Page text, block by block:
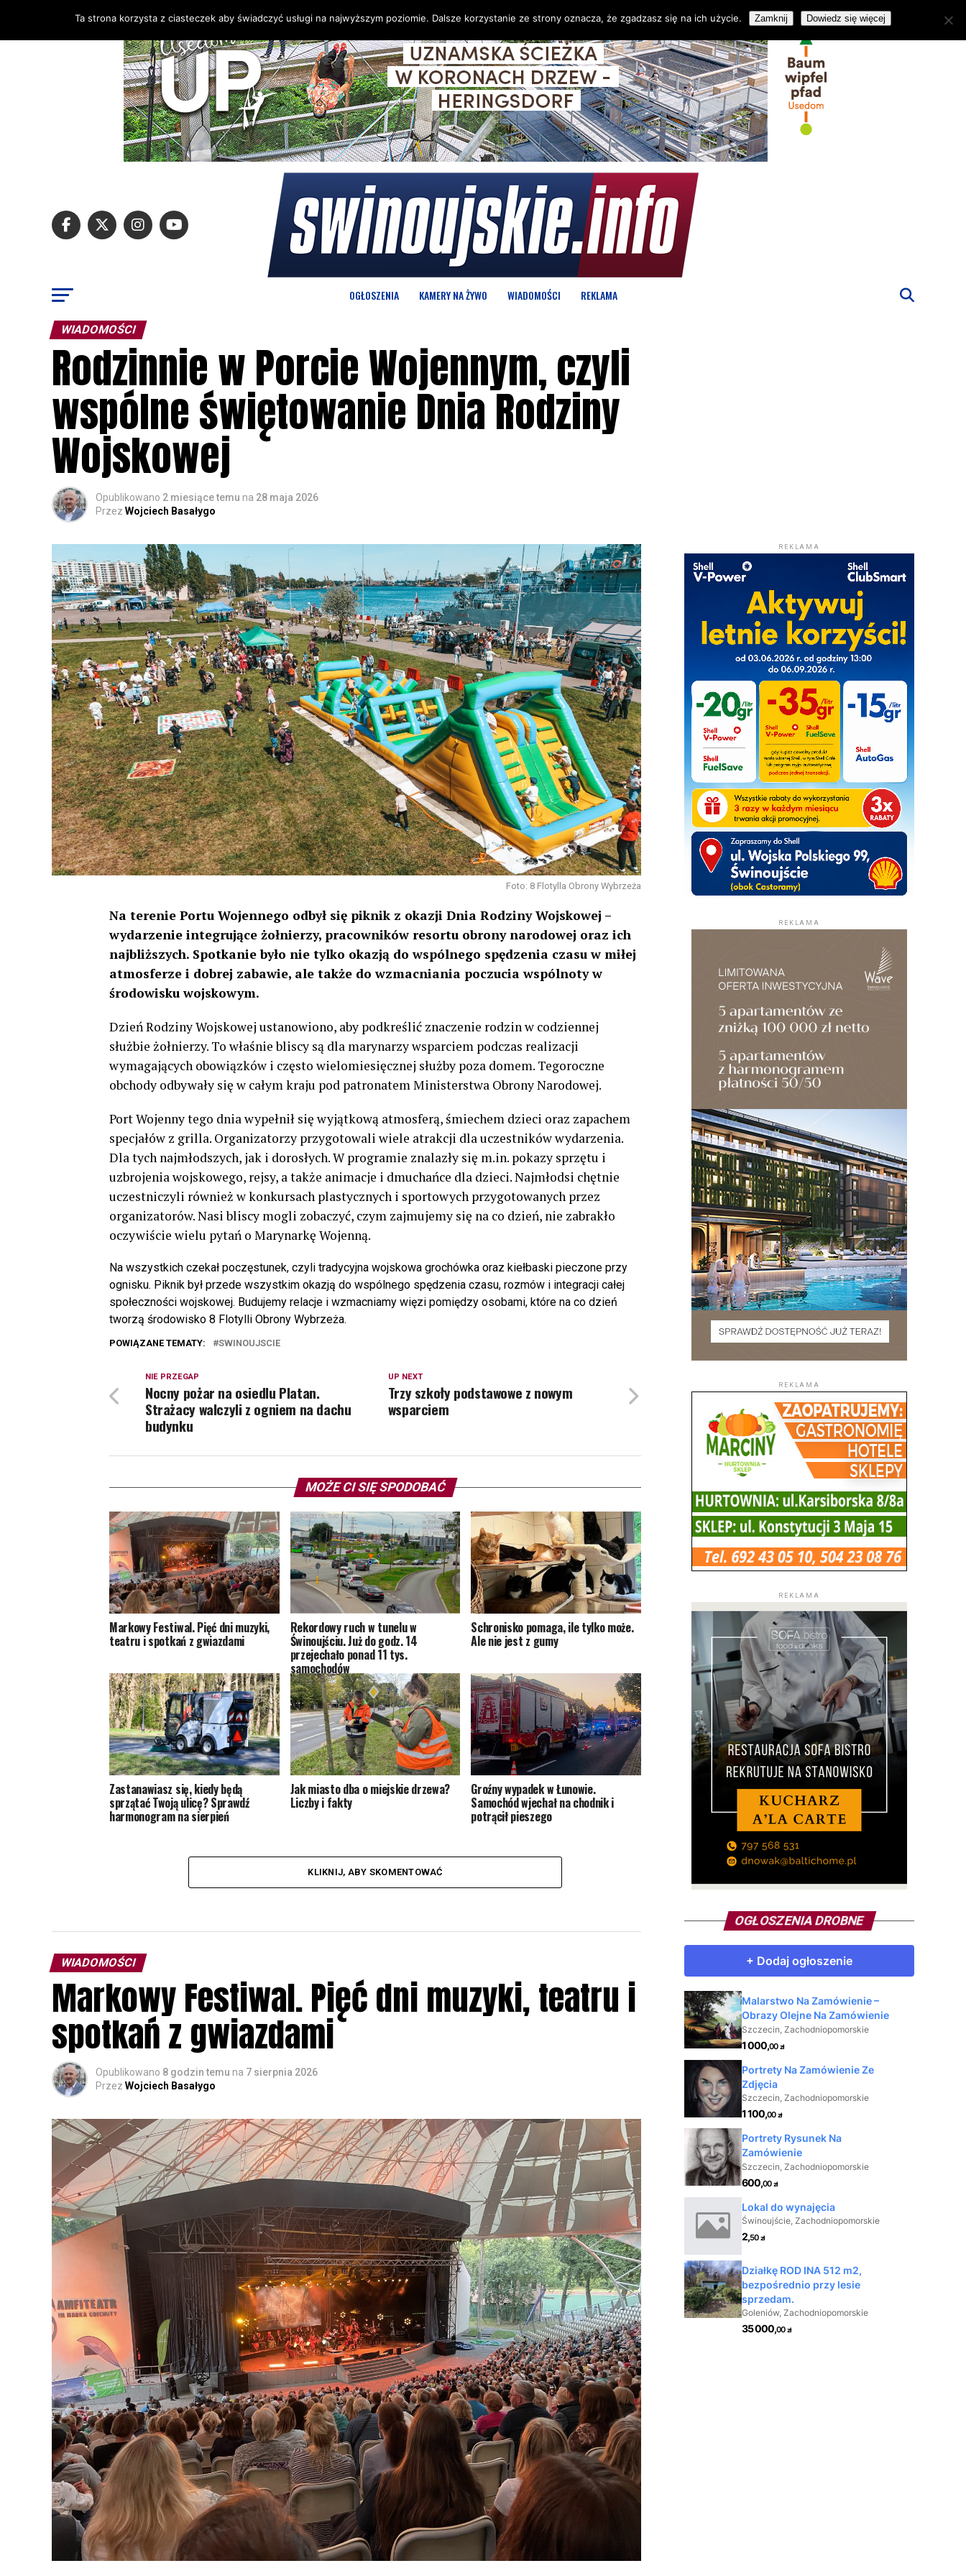
OGŁOSZENIA KAMERY NA ŻYWO WIADOMOŚCI REKLAMA
WIADOMOŚCI
Rodzinnie w Porcie Wojennym, czyli
wspólne świętowanie Dnia Rodziny
Wojskowej
Opublikowano 2 miesiące temu na 28 maja 2026
Przez Wojciech Basałygo
Foto: 8 Flotylla Obrony Wybrzeża
Na terenie Portu Wojennego odbył się piknik z okazji Dnia Rodziny Wojskowej –
wydarzenie integrujące żołnierzy, pracowników resortu obrony narodowej oraz ich
najbliższych. Spotkanie było nie tylko okazją do wspólnego spędzenia czasu w miłej
atmosferze i dobrej zabawie, ale także do wzmacniania poczucia wspólnoty w
środowisku wojskowym.
Dzień Rodziny Wojskowej ustanowiono, aby podkreślić znaczenie rodzin w codziennej
służbie żołnierzy. To właśnie bliscy są dla marynarzy wsparciem podczas realizacji
wymagających obowiązków i często wielomiesięcznej służby poza domem. Tegoroczne
obchody odbywały się w całym kraju pod patronatem Ministerstwa Obrony Narodowej.
Port Wojenny tego dnia wypełnił się wyjątkową atmosferą, śmiechem dzieci oraz zapachem
specjałów z grilla. Organizatorzy przygotowali wiele atrakcji dla uczestników wydarzenia.
Dla tych najmłodszych, jak i dorosłych. W programie znalazły się m.in. pokazy sprzętu i
uzbrojenia wojskowego, rejsy, a także animacje i dmuchańce dla dzieci. Najmłodsi chętnie
uczestniczyli również w konkursach plastycznych i sportowych przygotowanych przez
organizatorów. Nasi bliscy mogli zobaczyć, czym zajmujemy się na co dzień, nie zabrakło
oczywiście wielu pytań o Marynarkę Wojenną.
Na wszystkich czekał poczęstunek, czyli tradycyjna wojskowa grochówka oraz kiełbaski pieczone przy
ognisku. Piknik był przede wszystkim okazją do wspólnego spędzenia czasu, rozmów i integracji całej
społeczności wojskowej. Budujemy relacje i wzmacniamy więzi pomiędzy osobami, które na co dzień
tworzą środowisko 8 Flotylli Obrony Wybrzeża.
POWIĄZANE TEMATY: SWINOUJSCIE
UP NEXT
Trzy szkoły podstawowe z nowym
wsparciem
NIE PRZEGAP
Nocny pożar na osiedlu Platan.
Strażacy walczyli z ogniem na dachu
budynku
MOŻE CI SIĘ SPODOBAĆ
Markowy Festiwal. Pięć dni muzyki,
teatru i spotkań z gwiazdami
Rekordowy ruch w tunelu w
Świnoujściu. Już do godz. 14
przejechało ponad 11 tys.
samochodów
Schronisko pomaga, ile tylko może.
Ale nie jest z gumy
Zastanawiasz się, kiedy będą
sprzątać Twoją ulicę? Sprawdź
harmonogram na sierpień
Jak miasto dba o miejskie drzewa?
Liczby i fakty
Groźny wypadek w Łunowie.
Samochód wjechał na chodnik i
potrącił pieszego
KLIKNIJ, ABY SKOMENTOWAĆ
WIADOMOŚCI
Markowy Festiwal. Pięć dni muzyki, teatru i
spotkań z gwiazdami
Opublikowano 8 godzin temu na 7 sierpnia 2026
Przez Wojciech Basałygo
REKLAMA
REKLAMA
REKLAMA
REKLAMA
OGŁOSZENIA DROBNE
Ta strona korzysta z ciasteczek aby świadczyć usługi na najwyższym poziomie. Dalsze korzystanie ze strony oznacza, że zgadzasz się na ich użycie. Zamknij Dowiedz się więcej